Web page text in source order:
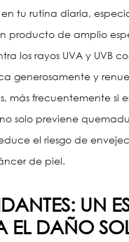
tu rutina diaria,
producto de amplio
los rayos UVA y UVB
generosamente y
más frecuentemente si
solo previene
el riesgo de
de piel.
UN
EL DAÑO